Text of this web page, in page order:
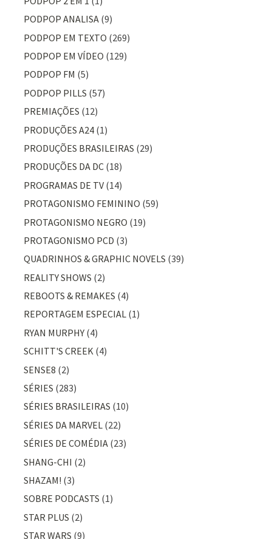
PODPOP ANALISA (9)
PODPOP EM TEXTO (269)
PODPOP EM VÍDEO (129)
PODPOP FM (5)
PODPOP PILLS (57)
PREMIAÇÕES (12)
PRODUÇÕES A24 (1)
PRODUÇÕES BRASILEIRAS (29)
PRODUÇÕES DA DC (18)
PROGRAMAS DE TV (14)
PROTAGONISMO FEMININO (59)
PROTAGONISMO NEGRO (19)
PROTAGONISMO PCD (3)
QUADRINHOS & GRAPHIC NOVELS (39)
REALITY SHOWS (2)
REBOOTS & REMAKES (4)
REPORTAGEM ESPECIAL (1)
RYAN MURPHY (4)
SCHITT'S CREEK (4)
SENSE8 (2)
SÉRIES (283)
SÉRIES BRASILEIRAS (10)
SÉRIES DA MARVEL (22)
SÉRIES DE COMÉDIA (23)
SHANG-CHI (2)
SHAZAM! (3)
SOBRE PODCASTS (1)
STAR PLUS (2)
STAR WARS (9)